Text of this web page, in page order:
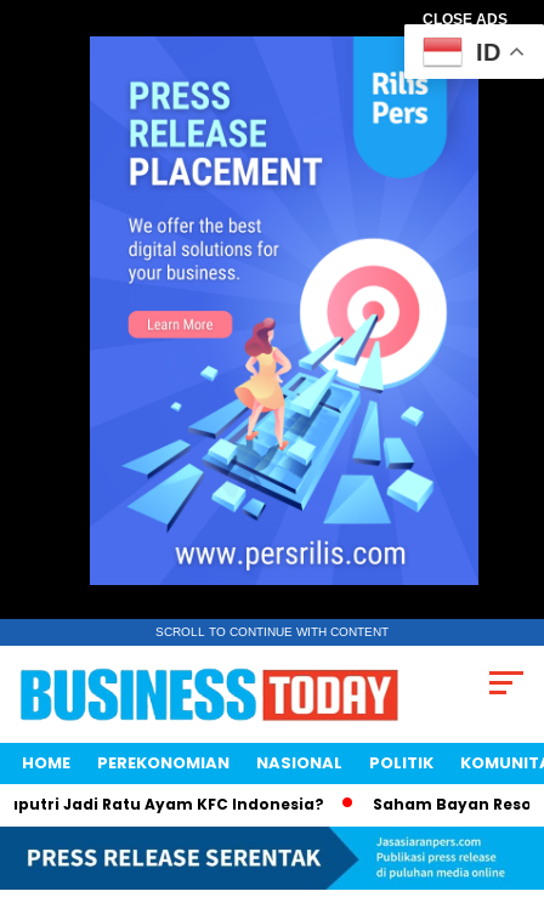
CLOSE ADS
SCROLL TO CONTINUE WITH CONTENT
HOME PEREKONOMIAN NASIONAL POLITIK
Jadi Ratu Ayam KFC Indonesia? Saham Bayan
ID